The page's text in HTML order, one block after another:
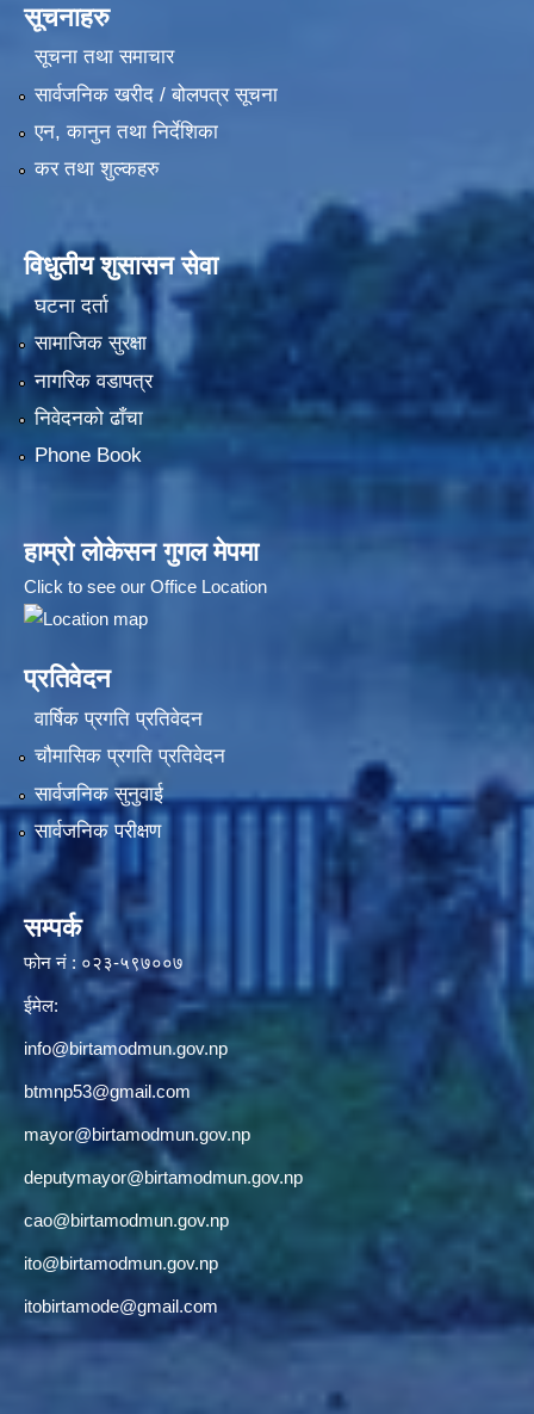
सूचनाहरु
सूचना तथा समाचार
सार्वजनिक खरीद / बोलपत्र सूचना
एन, कानुन तथा निर्देशिका
कर तथा शुल्कहरु
विधुतीय शुसासन सेवा
घटना दर्ता
सामाजिक सुरक्षा
नागरिक वडापत्र
निवेदनको ढाँचा
Phone Book
हाम्रो लोकेसन गुगल मेपमा
Click to see our Office Location
प्रतिवेदन
वार्षिक प्रगति प्रतिवेदन
चौमासिक प्रगति प्रतिवेदन
सार्वजनिक सुनुवाई
सार्वजनिक परीक्षण
सम्पर्क
फोन नं : ०२३-५९७००७
ईमेल:
info@birtamodmun.gov.np
btmnp53@gmail.com
mayor@birtamodmun.gov.np
deputymayor@birtamodmun.gov.np
cao@birtamodmun.gov.np
ito@birtamodmun.gov.np
itobirtamode@gmail.com